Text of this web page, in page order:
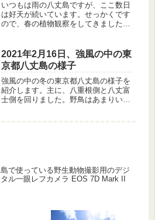
いつもは雨の八丈島ですが、ここ数日
は好天が続いています。せっかくです
ので、春の植物観察をしてきました。
今の様子を紹介します。
2021年2月16日、強風の中の東
京都八丈島の様子
強風の中の冬の東京都八丈島の様子を
紹介します。主に、八重根側と八丈富
士側を回りました。野鳥はあまりいま
島で使っている野生動物撮影用のデジ
タル一眼レフカメラ EOS 7D Mark II